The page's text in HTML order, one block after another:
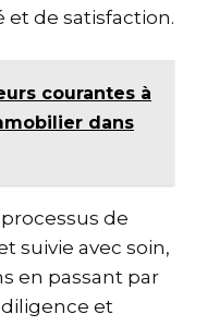
de satisfaction.
courantes à
dans
de
suivie avec soin,
en passant par
diligence et